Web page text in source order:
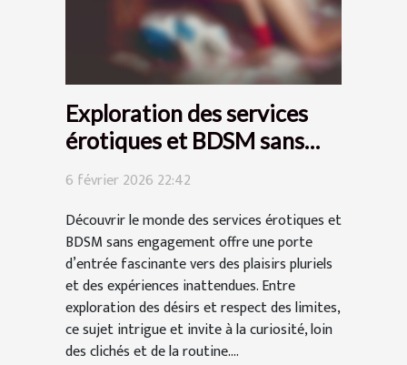
Exploration des services
érotiques et BDSM sans
engagement
6 février 2026 22:42
Découvrir le monde des services érotiques et
BDSM sans engagement offre une porte
d’entrée fascinante vers des plaisirs pluriels
et des expériences inattendues. Entre
exploration des désirs et respect des limites,
ce sujet intrigue et invite à la curiosité, loin
des clichés et de la routine....